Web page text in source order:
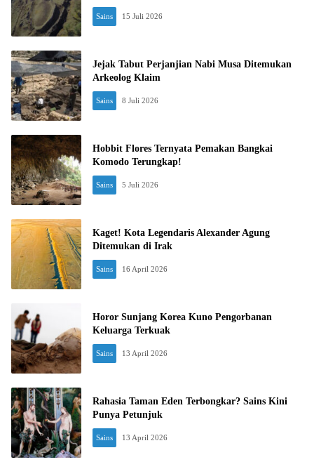
Sains 15 Juli 2026
Jejak Tabut Perjanjian Nabi Musa Ditemukan
Arkeolog Klaim
Sains 8 Juli 2026
Hobbit Flores Ternyata Pemakan Bangkai
Komodo Terungkap!
Sains 5 Juli 2026
Kaget! Kota Legendaris Alexander Agung
Ditemukan di Irak
Sains 16 April 2026
Horor Sunjang Korea Kuno Pengorbanan
Keluarga Terkuak
Sains 13 April 2026
Rahasia Taman Eden Terbongkar? Sains Kini
Punya Petunjuk
Sains 13 April 2026